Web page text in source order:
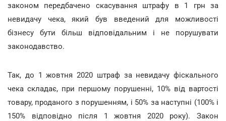
законом передбачено скасування штрафу в 1 грн за
невидачу чека, який був введений для можливості
бізнесу бути більш відповідальним і не порушувати
законодавство.
Так, до 1 жовтня 2020 штраф за невидачу фіскального
чека складає, при першому порушенні, 10% від вартості
товару, проданого з порушенням, і 50% за наступні (100% і
150% відповідно після 1 жовтня 2020 року). Закон